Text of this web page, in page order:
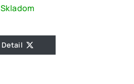
Skladom
Detail